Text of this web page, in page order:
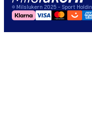
© Milslukern 2025 - Sport